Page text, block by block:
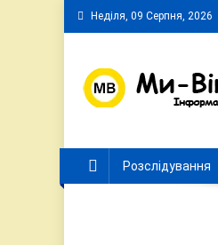
Skip
to
Неділя, 09 Серпня, 2026
Розслідування